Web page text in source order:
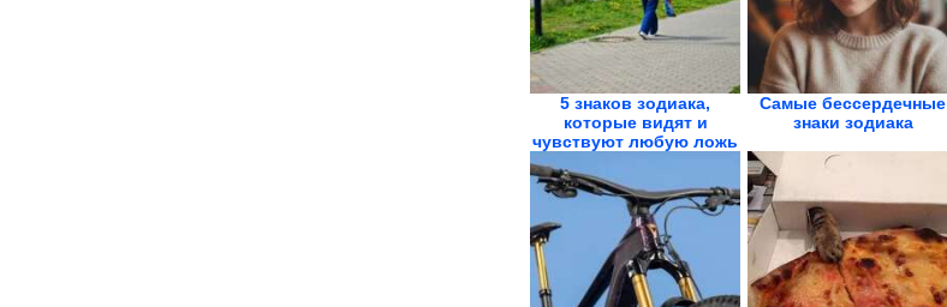
5 знаков зодиака,
которые видят и
чувствуют любую ложь
Самые бессердечные
знаки зодиака